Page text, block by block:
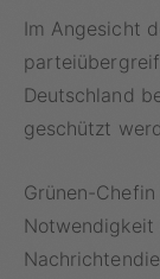
Im Angesicht
Deutschland
geschützt
Grünen-
Notwendigkeit